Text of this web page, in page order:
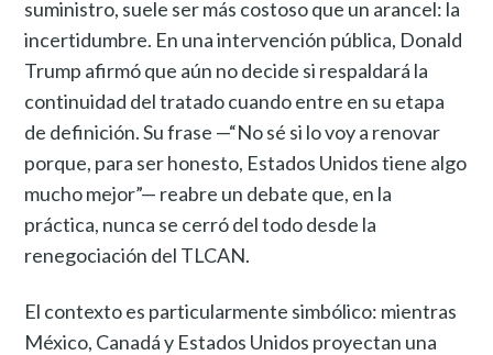
suministro, suele ser más costoso que un arancel: la
incertidumbre. En una intervención pública, Donald
Trump afirmó que aún no decide si respaldará la
continuidad del tratado cuando entre en su etapa
de definición. Su frase —“No sé si lo voy a renovar
porque, para ser honesto, Estados Unidos tiene algo
mucho mejor”— reabre un debate que, en la
práctica, nunca se cerró del todo desde la
renegociación del TLCAN.
El contexto es particularmente simbólico: mientras
México, Canadá y Estados Unidos proyectan una